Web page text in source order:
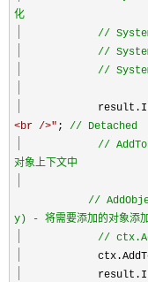
化
//
//
//
<br />" ; // Detached
//
对象上下文中
//
y) - 将需要添加的对象添
//